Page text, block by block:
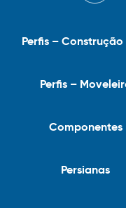
Perfis –
Perfis –
Componentes
Persianas